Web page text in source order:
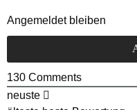
Angemeldet bleiben
130 Comments
neuste